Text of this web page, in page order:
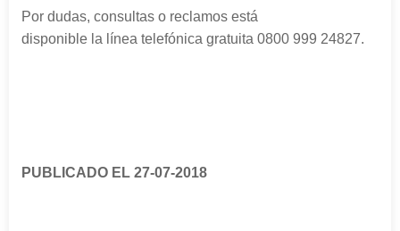
Por dudas, consultas o reclamos está
disponible la línea telefónica gratuita 0800 999 24827.
PUBLICADO EL 27-07-2018